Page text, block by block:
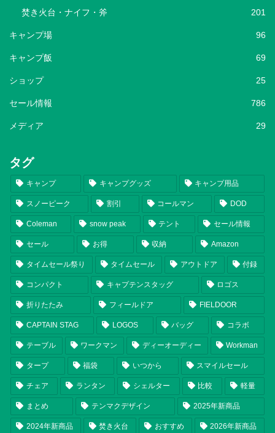
焚き火台・ナイフ・斧 201
キャンプ場 96
キャンプ飯 69
ショップ 25
セール情報 786
メディア 29
タグ
キャンプ キャンプグッズ キャンプ用品
スノーピーク 割引 コールマン DOD
Coleman snow peak テント セール情報
セール お得 収納 Amazon
タイムセール祭り タイムセール アウトドア 付録
コンパクト キャプテンスタッグ ロゴス
折りたたみ フィールドア FIELDOOR
CAPTAIN STAG LOGOS バッグ コラボ
テーブル ワークマン ディーオーディー Workman
タープ 福袋 いつから スマイルセール
チェア ランタン シェルター 比較 軽量
まとめ テンマクデザイン 2025年新商品
2024年新商品 焚き火台 おすすめ 2026年新商品